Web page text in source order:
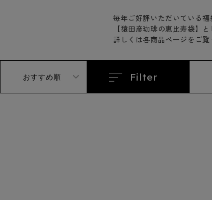
ョ
ン
毎年ご好評いただいている福
【猿田彦珈琲の恵比寿袋】
詳しくは各商品ページをご覧
おすすめ順 Filter